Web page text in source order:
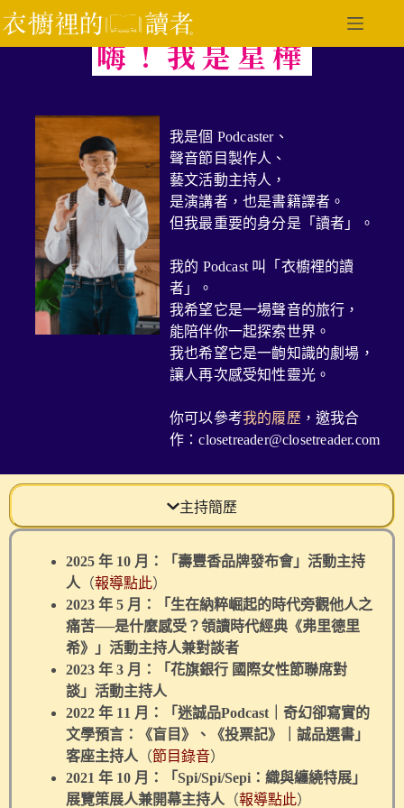
嗨！我是星樺
我是個 Podcaster、
聲音節目製作人、
藝文活動主持人，
是演講者，也是書籍譯者。
但我最重要的身分是「讀者」。
我的 Podcast 叫「衣櫥裡的讀
者」。
我希望它是一場聲音的旅行，
能陪伴你一起探索世界。
我也希望它是一齣知識的劇場，
讓人再次感受知性靈光。
你可以參考我的履歷 ，邀我合
作：closetreader@closetreader.com
主持簡歷
2025 年 10 月：「壽豐香品牌發布會」活動主持
人 （報導點此）
2023 年 5 月：「生在納粹崛起的時代旁觀他人之
痛苦──是什麼感受？領讀時代經典《弗里德里
希》」活動主持人兼對談者
2023 年 3 月：「花旗銀行 國際女性節聯席對
談」活動主持人
2022 年 11 月：「迷誠品Podcast｜奇幻卻寫實的
文學預言：《盲目》、《投票記》｜誠品選書」
客座主持人 （節目錄音）
2021 年 10 月：
「Spi/Spi/Sepi：織與纏繞特展」
展覽策展人兼開幕主持人 （報導點此）